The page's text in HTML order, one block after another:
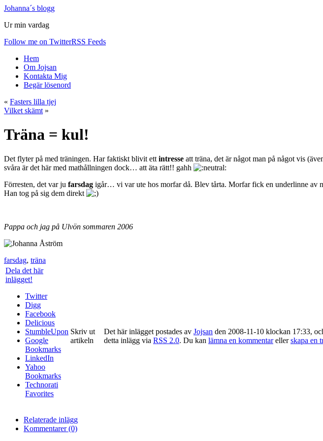
Johanna´s blogg
Ur min vardag
Follow me on TwitterRSS Feeds
Hem
Om Jojsan
Kontakta Mig
Begär lösenord
« Fasters lilla tjej
Vilket skämt »
Träna = kul!
Det flyter på med träningen. Har faktiskt blivit ett intresse att träna, det är något man på något vis
svåra är det här med mathållningen dock… att äta rätt!! gahh
Förresten, det var ju farsdag igår… vi var ute hos morfar då. Blev tårta. Morfar fick en underlinne av
Han tog på sig dem direkt
Pappa och jag på Ulvön sommaren 2006
farsdag, träna
Dela det här
inlägget!
Twitter
Digg
Facebook
Delicious
StumbleUpon
Google
Bookmarks
LinkedIn
Yahoo
Bookmarks
Technorati
Favorites
Skriv ut
artikeln
Det här inlägget postades av Jojsan den 2008-11-10 klockan 17:33,
detta inlägg via RSS 2.0. Du kan lämna en kommentarellerskapa en
Relaterade inlägg
Kommentarer (0)